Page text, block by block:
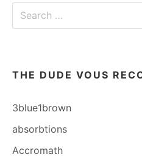
Search
THE DUDE VOUS
3blue1brown
absorbtions
Accromath